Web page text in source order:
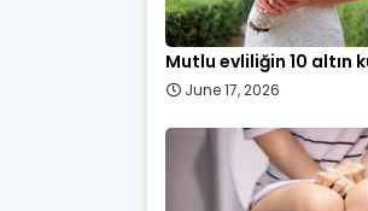
Mutlu evliliğin 10 altın
June 17, 2026